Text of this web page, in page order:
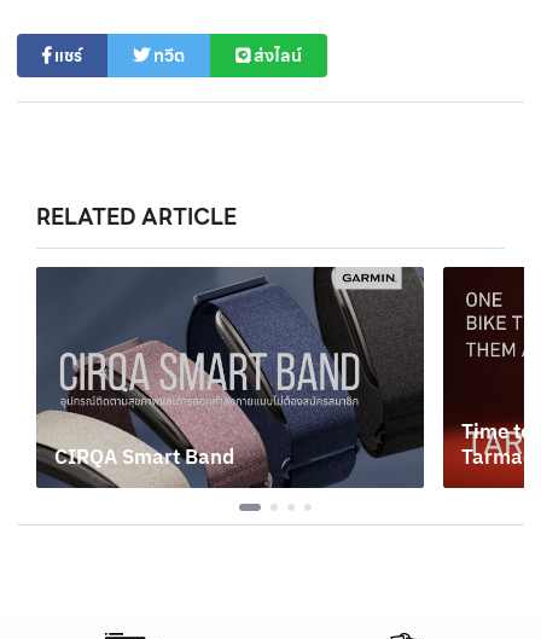
แชร์ ทวีต ส่งไลน์
RELATED ARTICLE
CIRQA Smart Band
4 สิงหาคม 2569
Time to
Tarmac